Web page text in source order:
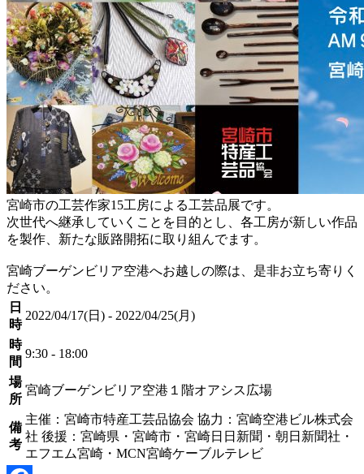
宮崎市の工芸作家15工房による工芸品展です。
次世代へ継承していくことを目的とし、各工房が新しい作品
を製作、新たな販路開拓に取り組んでます。
宮崎ブーゲンビリア空港へお越しの際は、是非お立ち寄りく
ださい。
日
時
2022/04/17(日) - 2022/04/25(月)
時
間
9:30 - 18:00
場
所
宮崎ブーゲンビリア空港１階オアシス広場
備
考
主催：宮崎市特産工芸品協会 協力：宮崎空港ビル株式会
社 後援：宮崎県・宮崎市・宮崎日日新聞・朝日新聞社・
エフエム宮崎・MCN宮崎ケーブルテレビ